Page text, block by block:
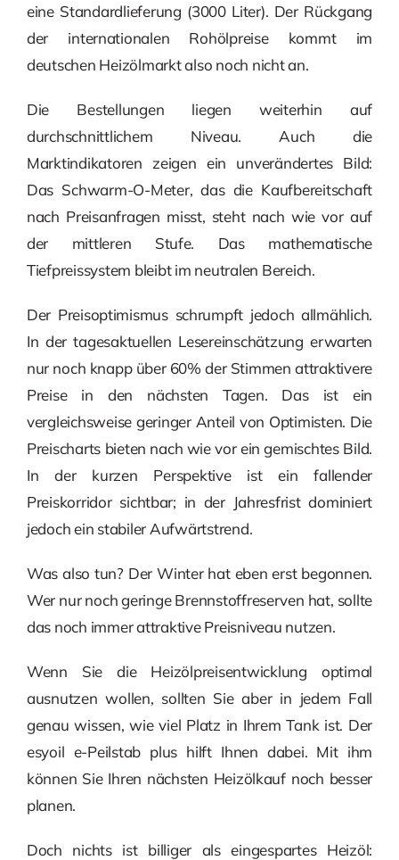
eine Standardlieferung (3000 Liter). Der Rückgang
der internationalen Rohölpreise kommt im
deutschen Heizölmarkt also noch nicht an.
Die Bestellungen liegen weiterhin auf
durchschnittlichem Niveau. Auch die
Marktindikatoren zeigen ein unverändertes Bild:
Das Schwarm-O-Meter, das die Kaufbereitschaft
nach Preisanfragen misst, steht nach wie vor auf
der mittleren Stufe. Das mathematische
Tiefpreissystem bleibt im neutralen Bereich.
Der Preisoptimismus schrumpft jedoch allmählich.
In der tagesaktuellen Lesereinschätzung erwarten
nur noch knapp über 60% der Stimmen attraktivere
Preise in den nächsten Tagen. Das ist ein
vergleichsweise geringer Anteil von Optimisten. Die
Preischarts bieten nach wie vor ein gemischtes Bild.
In der kurzen Perspektive ist ein fallender
Preiskorridor sichtbar; in der Jahresfrist dominiert
jedoch ein stabiler Aufwärtstrend.
Was also tun? Der Winter hat eben erst begonnen.
Wer nur noch geringe Brennstoffreserven hat, sollte
das noch immer attraktive Preisniveau nutzen.
Wenn Sie die Heizölpreisentwicklung optimal
ausnutzen wollen, sollten Sie aber in jedem Fall
genau wissen, wie viel Platz in Ihrem Tank ist. Der
esyoil e-Peilstab plus hilft Ihnen dabei. Mit ihm
können Sie Ihren nächsten Heizölkauf noch besser
planen.
Doch nichts ist billiger als eingespartes Heizöl: